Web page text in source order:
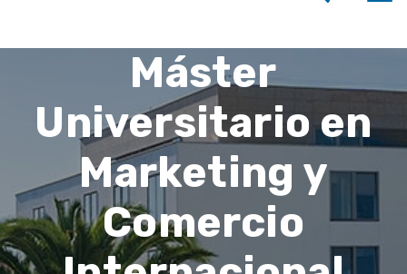
Máster
Universitario en
Marketing y
Comercio